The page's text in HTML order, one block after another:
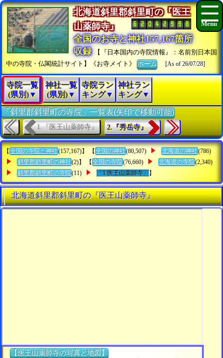
北海道斜里郡斜里町の『医王
山薬師寺』
全国のお寺と神社157,167箇所
収録
【『日本国内の寺院情報』：名前別日本国
中の寺院・仏閣統計サイト】《お寺メイト》ホーム [As of 26/07/28]
寺院一覧
(県別)▼
神社一覧
(県別)▼
寺院ラン
キング▼
神社ラン
キング▼
「斜里郡斜里町の寺院」一覧表(矢印で移動可能)
1.『医王山薬師寺』 2.『秀岳寺』
【 全国の寺院と神社(157,167)】 【 全国の神社(80,507) 北海道の神社(786)
斜里郡斜里町の神社(2)】 【 全国の寺院(76,660) 北海道の寺院(2,340)
斜里郡斜里町の寺院(11) 「1.医王山薬師寺」 】
北海道斜里郡斜里町の『医王山薬師寺』
【医王山薬師寺の写真と地図】